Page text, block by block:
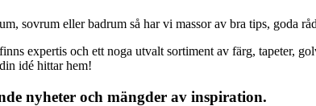
sovrum eller badrum så har vi massor av bra tips, goda
expertis och ett noga utvalt sortiment av färg, tapeter,
idé hittar hem!
nyheter och mängder av inspiration.